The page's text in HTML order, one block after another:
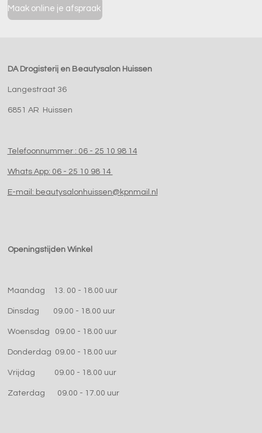
Maak online je afspraak
DA Drogisterij en Beautysalon Huissen
Langestraat 36
6851 AR Huissen
Telefoonnummer : 06 - 25 10 98 14
Whats App: 06 - 25 10 98 14
E-mail: beautysalonhuissen@kpnmail.nl
Openingstijden Winkel
Maandag 13. 00 - 18.00 uur
Dinsdag 09.00 - 18.00 uur
Woensdag 09.00 - 18.00 uur
Donderdag 09.00 - 18.00 uur
Vrijdag 09.00 - 18.00 uur
Zaterdag 09.00 - 17.00 uur